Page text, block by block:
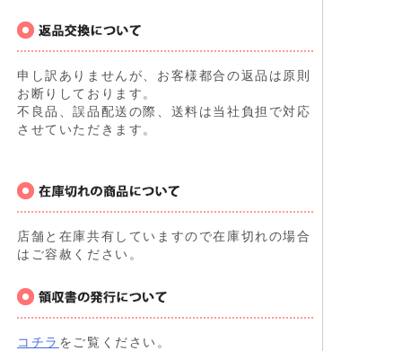
申し訳ありませんが、お客様都合の返品は原則
お断りしております。
不良品、誤品配送の際、送料は当社負担で対応
させていただきます。
店舗と在庫共有していますので在庫切れの場合
はご容赦ください。
コチラ をご覧ください。